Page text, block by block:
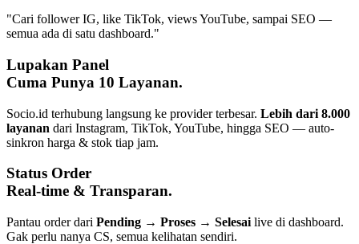
"Cari follower IG, like TikTok, views YouTube, sampai SEO —
semua ada di satu dashboard."
Lupakan Panel
Cuma Punya 10 Layanan.
Socio.id terhubung langsung ke provider terbesar. Lebih dari 8.000
layanan dari Instagram, TikTok, YouTube, hingga SEO — auto-
sinkron harga & stok tiap jam.
Status Order
Real-time & Transparan.
Pantau order dari Pending → Proses → Selesai live di dashboard.
Gak perlu nanya CS, semua kelihatan sendiri.